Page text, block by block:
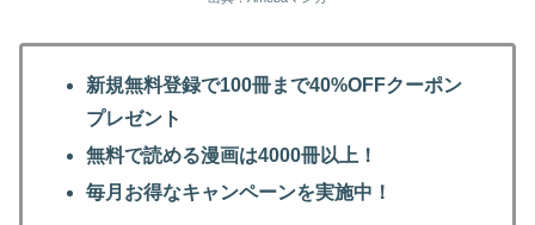
新規無料登録で100冊まで40%OFFクーポン
プレゼント
無料で読める漫画は4000冊以上！
毎月お得なキャンペーンを実施中！